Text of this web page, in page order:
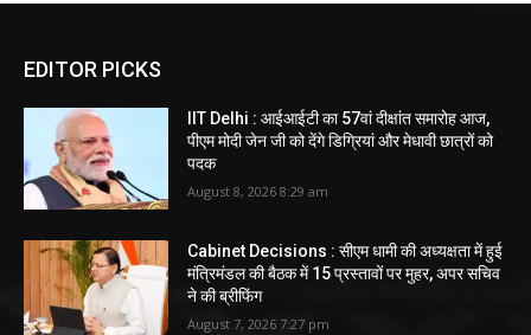
EDITOR PICKS
IIT Delhi : आईआईटी का 57वां दीक्षांत समारोह आज,
पीएम मोदी जेन जी को देंगे डिग्रियां और मेधावी छात्रों को
पदक
August 8, 2026 8:29 am
Cabinet Decisions : सीएम धामी की अध्यक्षता में हुई
मंत्रिमंडल की बैठक में 15 प्रस्तावों पर मुहर, अपर सचिव
ने की ब्रीफिंग
August 7, 2026 7:27 pm